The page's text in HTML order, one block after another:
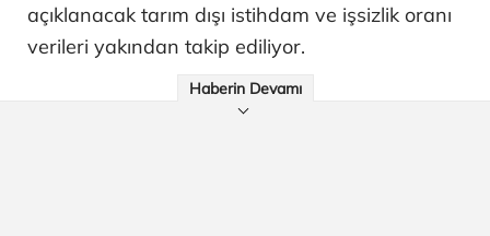
açıklanacak tarım dışı istihdam ve işsizlik oranı
verileri yakından takip ediliyor.
Haberin Devamı